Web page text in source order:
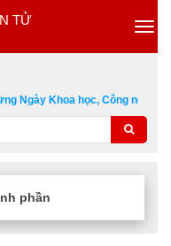
TỬ
Ngày Khoa học, Công nghệ
phần